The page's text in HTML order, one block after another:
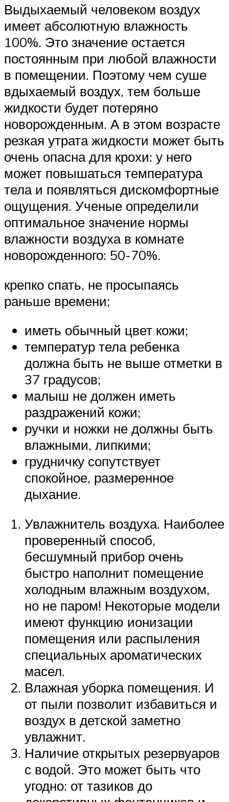
Выдыхаемый человеком воздух
имеет абсолютную влажность
100%. Это значение остается
постоянным при любой влажности
в помещении. Поэтому чем суше
вдыхаемый воздух, тем больше
жидкости будет потеряно
новорожденным. А в этом возрасте
резкая утрата жидкости может быть
очень опасна для крохи: у него
может повышаться температура
тела и появляться дискомфортные
ощущения. Ученые определили
оптимальное значение нормы
влажности воздуха в комнате
новорожденного: 50-70%.
крепко спать, не просыпаясь
раньше времени;
иметь обычный цвет кожи;
температур тела ребенка
должна быть не выше отметки в
37 градусов;
малыш не должен иметь
раздражений кожи;
ручки и ножки не должны быть
влажными, липкими;
грудничку сопутствует
спокойное, размеренное
дыхание.
Увлажнитель воздуха. Наиболее
проверенный способ,
бесшумный прибор очень
быстро наполнит помещение
холодным влажным воздухом,
но не паром! Некоторые модели
имеют функцию ионизации
помещения или распыления
специальных ароматических
масел.
Влажная уборка помещения. И
от пыли позволит избавиться и
воздух в детской заметно
увлажнит.
Наличие открытых резервуаров
с водой. Это может быть что
угодно: от тазиков до